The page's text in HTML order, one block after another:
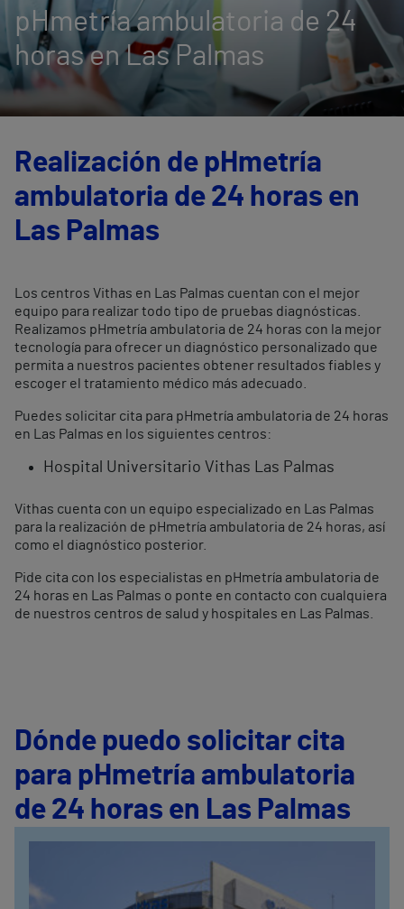
pHmetría ambulatoria de 24
horas en Las Palmas
Realización de pHmetría
ambulatoria de 24 horas en
Las Palmas
Los centros Vithas en Las Palmas cuentan con el mejor
equipo para realizar todo tipo de pruebas diagnósticas.
Realizamos pHmetría ambulatoria de 24 horas con la mejor
tecnología para ofrecer un diagnóstico personalizado que
permita a nuestros pacientes obtener resultados fiables y
escoger el tratamiento médico más adecuado.
Puedes solicitar cita para pHmetría ambulatoria de 24 horas
en Las Palmas en los siguientes centros:
Hospital Universitario Vithas Las Palmas
Vithas cuenta con un equipo especializado en Las Palmas
para la realización de pHmetría ambulatoria de 24 horas, así
como el diagnóstico posterior.
Pide cita con los especialistas en pHmetría ambulatoria de
24 horas en Las Palmas o ponte en contacto con cualquiera
de nuestros centros de salud y hospitales en Las Palmas.
Dónde puedo solicitar cita
para pHmetría ambulatoria
de 24 horas en Las Palmas